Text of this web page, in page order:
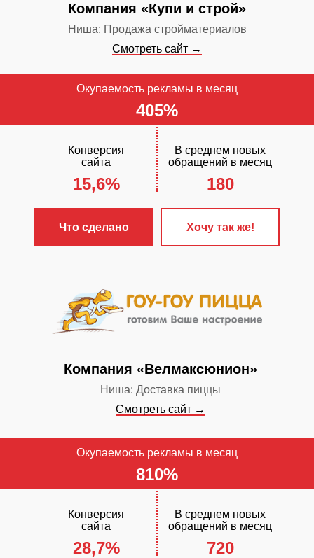
Компания «Купи и строй»
Ниша: Продажа стройматериалов
Конверсия
сайта
В среднем новых
обращений в месяц
Окупаемость рекламы в месяц
15,6% 180
405%
Что сделано Хочу так же!
Смотреть сайт →
Компания «Велмаксюнион»
Ниша: Доставка пиццы
Конверсия
сайта
В среднем новых
обращений в месяц
Окупаемость рекламы в месяц
28,7% 720
810%
Смотреть сайт →